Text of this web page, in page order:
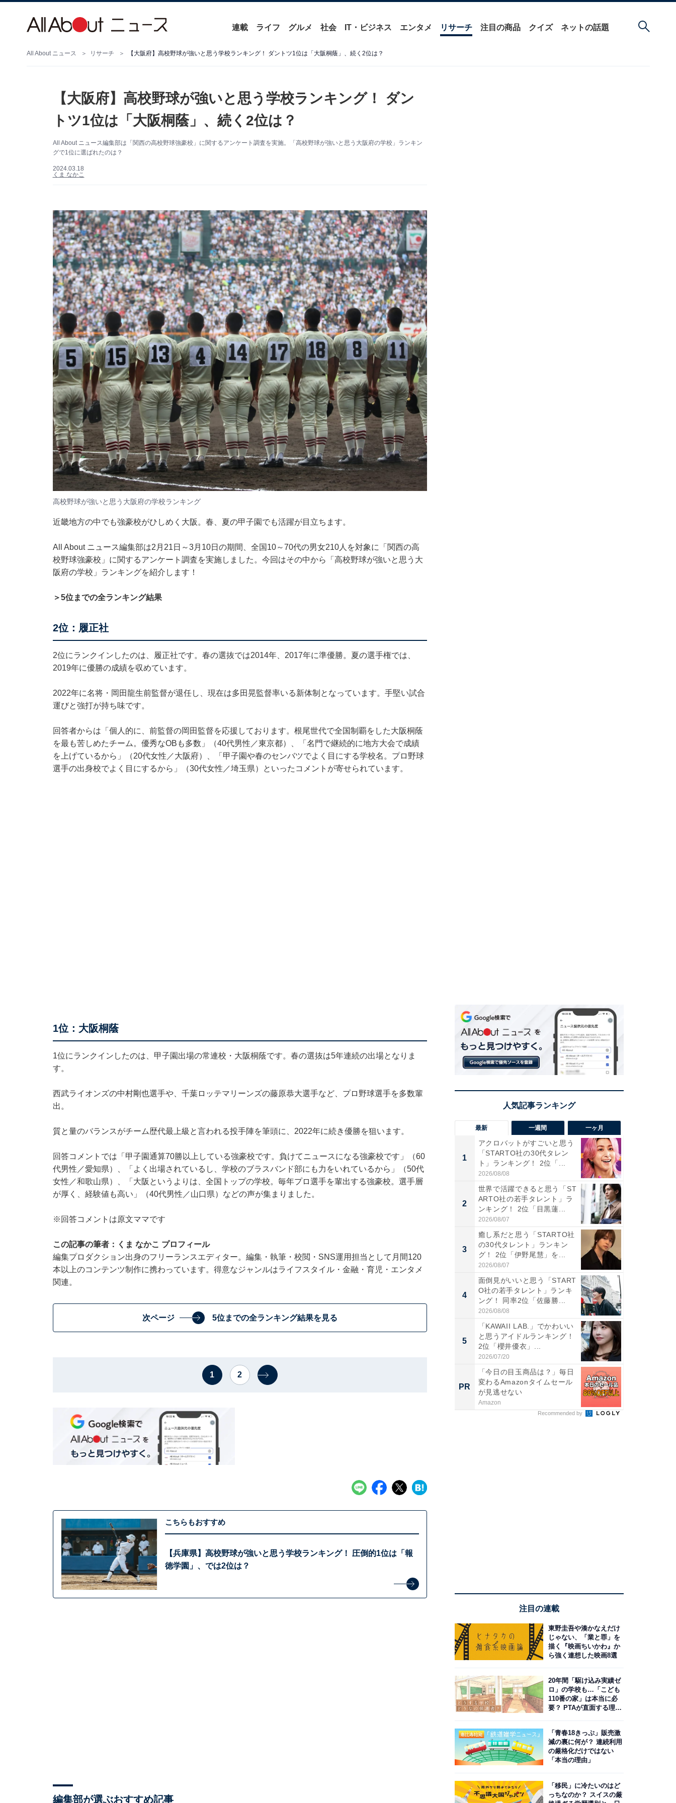
連載 ライフ グルメ 社会 IT・ビジネス エンタメ リサーチ 注目の商品 クイズ ネットの話題
All About ニュース リサーチ 【大阪府】高校野球が強いと思う学校ランキング！ ダントツ1位は「大阪桐蔭」、続く2位は？
【大阪府】高校野球が強いと思う学校ランキング！ ダン
トツ1位は「大阪桐蔭」、続く2位は？
All About ニュース編集部は「関西の高校野球強豪校」に関するアンケート調査を実施。「高校野球が強いと思う大阪府の学校」ランキン
グで1位に選ばれたのは？
2024.03.18
くま なかこ
高校野球が強いと思う大阪府の学校ランキング
近畿地方の中でも強豪校がひしめく大阪。春、夏の甲子園でも活躍が目立ちます。
All About ニュース編集部は2月21日～3月10日の期間、全国10～70代の男女210人を対象に「関西の高
校野球強豪校」に関するアンケート調査を実施しました。今回はその中から「高校野球が強いと思う大
阪府の学校」ランキングを紹介します！
＞5位までの全ランキング結果
2位：履正社
2位にランクインしたのは、履正社です。春の選抜では2014年、2017年に準優勝。夏の選手権では、
2019年に優勝の成績を収めています。
2022年に名将・岡田龍生前監督が退任し、現在は多田晃監督率いる新体制となっています。手堅い試合
運びと強打が持ち味です。
回答者からは「個人的に、前監督の岡田監督を応援しております。根尾世代で全国制覇をした大阪桐蔭
を最も苦しめたチーム。優秀なOBも多数」（40代男性／東京都）、「名門で継続的に地方大会で成績
を上げているから」（20代女性／大阪府）、「甲子園や春のセンバツでよく目にする学校名。プロ野球
選手の出身校でよく目にするから」（30代女性／埼玉県）といったコメントが寄せられています。
1位：大阪桐蔭
1位にランクインしたのは、甲子園出場の常連校・大阪桐蔭です。春の選抜は5年連続の出場となりま
す。
西武ライオンズの中村剛也選手や、千葉ロッテマリーンズの藤原恭大選手など、プロ野球選手を多数輩
出。
質と量のバランスがチーム歴代最上級と言われる投手陣を筆頭に、2022年に続き優勝を狙います。
回答コメントでは「甲子園通算70勝以上している強豪校です。負けてニュースになる強豪校です」（60
代男性／愛知県）、「よく出場されているし、学校のブラスバンド部にも力をいれているから」（50代
女性／和歌山県）、「大阪というよりは、全国トップの学校。毎年プロ選手を輩出する強豪校。選手層
が厚く、経験値も高い」（40代男性／山口県）などの声が集まりました。
※回答コメントは原文ママです
この記事の筆者：くま なかこ プロフィール
編集プロダクション出身のフリーランスエディター。編集・執筆・校閲・SNS運用担当として月間120
本以上のコンテンツ制作に携わっています。得意なジャンルはライフスタイル・金融・育児・エンタメ
関連。
次ページ 5位までの全ランキング結果を見る
1 2
こちらもおすすめ
【兵庫県】高校野球が強いと思う学校ランキング！ 圧倒的1位は「報
徳学園」、では2位は？
編集部が選ぶおすすめ記事
最新 一週間 一ヶ月
1
アクロバットがすごいと思う
「STARTO社の30代タレン
ト」ランキング！ 2位「...
2026/08/08
2
世界で活躍できると思う「ST
ARTO社の若手タレント」ラ
ンキング！ 2位「目黒蓮...
2026/08/07
3
癒し系だと思う「STARTO社
の30代タレント」ランキン
グ！ 2位「伊野尾慧」を...
2026/08/07
4
面倒見がいいと思う「START
O社の若手タレント」ランキ
ング！ 同率2位「佐藤勝...
2026/08/08
5
「KAWAII LAB.」でかわいい
と思うアイドルランキング！
2位「櫻井優衣」...
2026/07/20
PR
「今日の目玉商品は？」毎日
変わるAmazonタイムセール
が見逃せない
Amazon
Recommended by
注目の連載
東野圭吾や湊かなえだけ
じゃない、「業と罪」を
描く『映画ちいかわ』か
ら強く連想した映画8選
20年間「駆け込み実績ゼ
ロ」の学校も…「こども
110番の家」は本当に必
要？ PTAが直面する理想
「青春18きっぷ」販売激
減の裏に何が？ 連続利用
の厳格化だけではない
「本当の理由」
「移民」に冷たいのはど
っちなのか？ スイスの厳